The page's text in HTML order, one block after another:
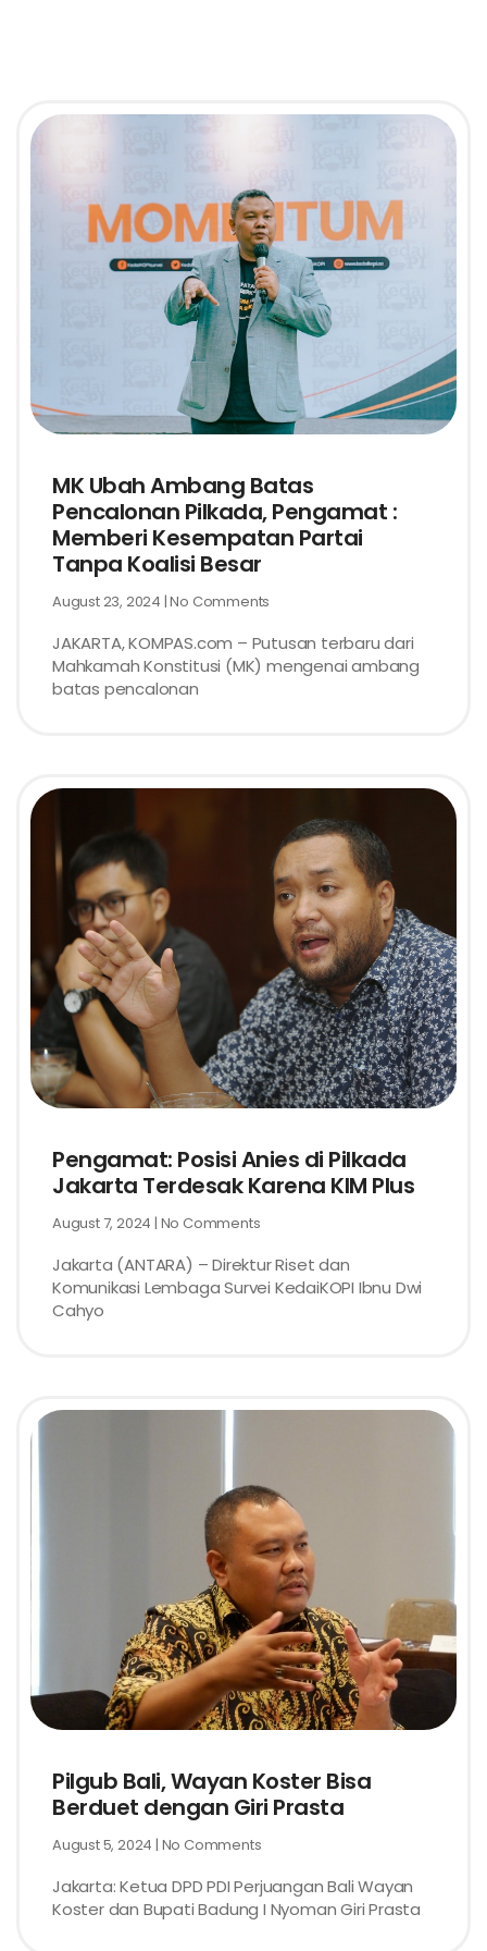
MK Ubah Ambang Batas
Pencalonan Pilkada, Pengamat :
Memberi Kesempatan Partai
Tanpa Koalisi Besar
August 23, 2024 No Comments
JAKARTA, KOMPAS.com – Putusan terbaru dari
Mahkamah Konstitusi (MK) mengenai ambang
batas pencalonan
Pengamat: Posisi Anies di Pilkada
Jakarta Terdesak Karena KIM Plus
August 7, 2024 No Comments
Jakarta (ANTARA) – Direktur Riset dan
Komunikasi Lembaga Survei KedaiKOPI Ibnu Dwi
Cahyo
Pilgub Bali, Wayan Koster Bisa
Berduet dengan Giri Prasta
August 5, 2024 No Comments
Jakarta: Ketua DPD PDI Perjuangan Bali Wayan
Koster dan Bupati Badung I Nyoman Giri Prasta